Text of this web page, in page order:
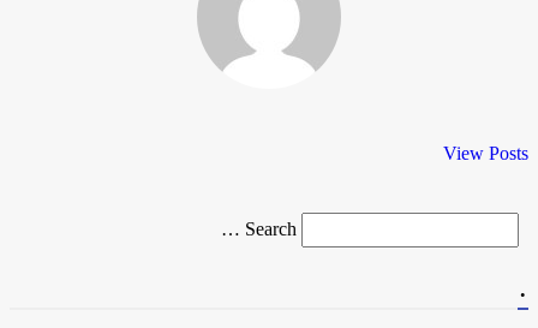
View Posts
for
Search …